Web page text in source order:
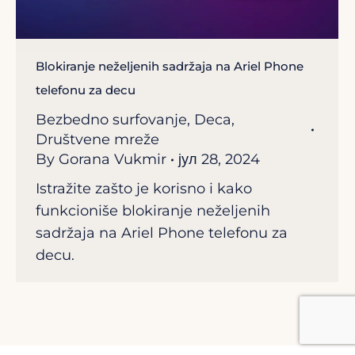
Blokiranje neželjenih sadržaja na Ariel Phone
telefonu za decu
Bezbedno surfovanje, Deca,
Društvene mreže
By Gorana Vukmir
јул 28, 2024
Istražite zašto je korisno i kako
funkcioniše blokiranje neželjenih
sadržaja na Ariel Phone telefonu za
decu.